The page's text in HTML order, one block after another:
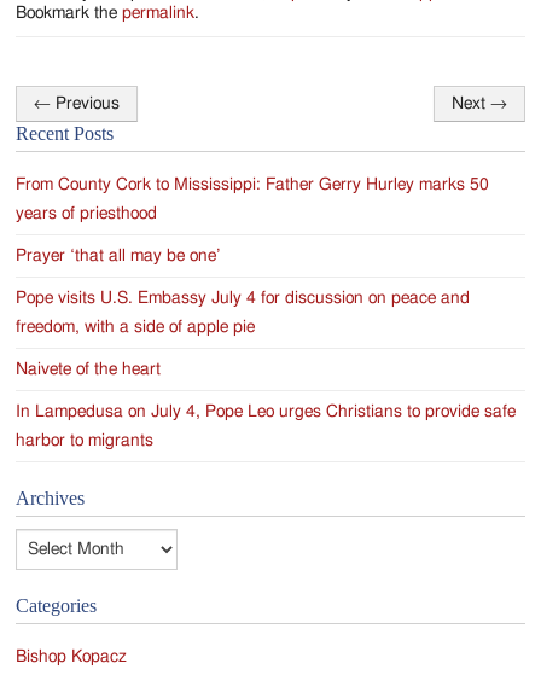
Bookmark thepermalink.
Post
navigation
← Previous Next →
Recent Posts
From County Cork to Mississippi: Father Gerry Hurley marks 50
years of priesthood
Prayer ‘that all may be one’
Pope visits U.S. Embassy July 4 for discussion on peace and
freedom, with a side of apple pie
Naivete of the heart
In Lampedusa on July 4, Pope Leo urges Christians to provide safe
harbor to migrants
Archives
Archives
Categories
Bishop Kopacz